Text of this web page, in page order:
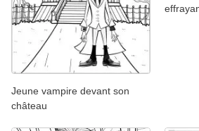
Jeune vampire devant son
château